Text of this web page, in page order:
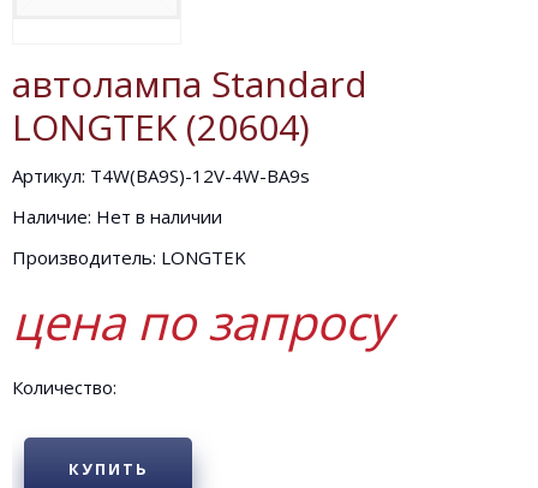
автолампа Standard
LONGTEK (20604)
Артикул: T4W(BA9S)-12V-4W-BA9s
Наличие: Нет в наличии
Производитель: LONGTEK
цена по запросу
Количество:
КУПИТЬ